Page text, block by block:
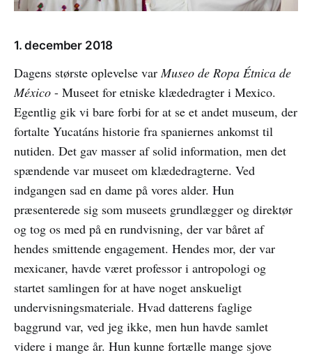
1. december 2018
Dagens største oplevelse varMuseo de Ropa Étnica de
México - Museet for etniske klædedragter i Mexico.
Egentlig gik vi bare forbi for at se et andet museum, der
fortalte Yucatáns historie fra spaniernes ankomst til
nutiden. Det gav masser af solid information, men det
spændende var museet om klædedragterne. Ved
indgangen sad en dame på vores alder. Hun
præsenterede sig som museets grundlægger og direktør
og tog os med på en rundvisning, der var båret af
hendes smittende engagement. Hendes mor, der var
mexicaner, havde været professor i antropologi og
startet samlingen for at have noget anskueligt
undervisningsmateriale. Hvad datterens faglige
baggrund var, ved jeg ikke, men hun havde samlet
videre i mange år. Hun kunne fortælle mange sjove